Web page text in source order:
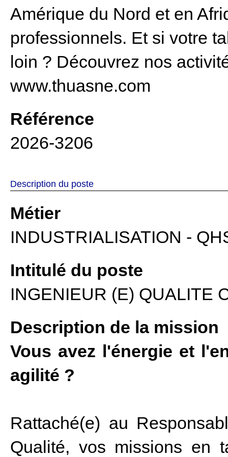
Amérique du Nord et en
professionnels. Et si votre
loin ? Découvrez nos
www.thuasne.com
Référence
2026-3206
Description du poste
Métier
INDUSTRIALISATION -
Intitulé du poste
INGENIEUR (E) QUALITE
Description de la mission
Vous avez l'énergie et
agilité ?
Rattaché(e) au
Qualité, vos missions en